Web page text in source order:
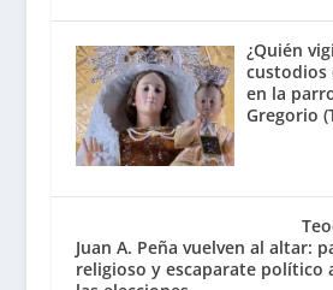
¿Quién
custodios
en la
Gregorio
Juan A. Peña vuelven al altar:
religioso y escaparate político